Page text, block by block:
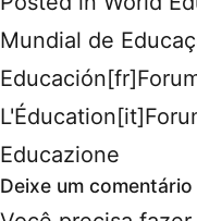
Mundial de
Educazione
Deixe um comentário